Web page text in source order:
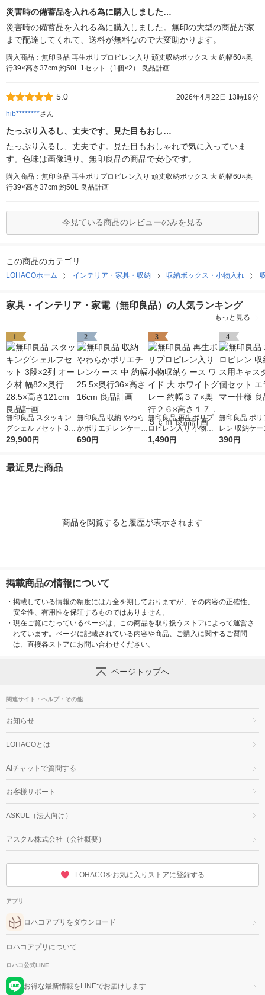
災害時の備蓄品を入れる為に購入しました…
災害時の備蓄品を入れる為に購入しました。無印の大型の商品が家
まで配達してくれて、送料が無料なので大変助かります。
購入商品：無印良品 再生ポリプロピレン入り 頑丈収納ボックス 大 約幅60×奥
行39×高さ37cm 約50L 1セット（1個×2） 良品計画
5.0
2026年4月22日 13時19分
hib********さん
たっぷり入るし、丈夫です。見た目もおし…
たっぷり入るし、丈夫です。見た目もおしゃれで気に入っていま
す。色味は画像通り。無印良品の商品で安心です。
購入商品：無印良品 再生ポリプロピレン入り 頑丈収納ボックス 大 約幅60×奥
行39×高さ37cm 約50L 良品計画
今見ている商品のレビューのみを見る
この商品のカテゴリ
LOHACOホーム インテリア・家具・収納 収納ボックス・小物入れ
家具・インテリア・家電（無印良品）の人気ランキング
もっと見る
1
無印良品 スタッキン
グシェルフセット 3段
×2列 オーク材 幅82×
29,900円
2
無印良品 収納 やわら
かポリエチレンケース
中 約幅25.5×奥行36×
690円
3
無印良品 再生ポリプ
ロピレン入り 小物収
納ケース ワイド 大 ホ
1,490円
4
無印良品 ポリ
レン 収納ケ
ャスター ４個
390円
最近見た商品
商品を閲覧すると履歴が表示されます
掲載商品の情報について
・ 掲載している情報の精度には万全を期しておりますが、その内容の正確性、
安全性、有用性を保証するものではありません。
・ 現在ご覧になっているページは、この商品を取り扱うストアによって運営さ
れています。ページに記載されている内容や商品、ご購入に関するご質問
は、直接各ストアにお問い合わせください。
ページトップへ
関連サイト・ヘルプ・その他
お知らせ
LOHACOとは
AIチャットで質問する
お客様サポート
ASKUL（法人向け）
アスクル株式会社（会社概要）
LOHACOをお気に入りストアに登録する
アプリ
ロハコアプリをダウンロード
ロハコアプリについて
ロハコ公式LINE
お得な最新情報をLINEでお届けします